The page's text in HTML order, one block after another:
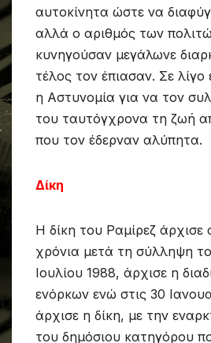
αυτοκίνητα ώστε να
αλλά ο αριθμός των
κυνηγούσαν μεγάλωνε
τέλος τον έπιασαν. Σε λίγο
η Αστυνομία για να τον
του ταυτόγχρονα τη ζωή
που τον έδερναν αλύπητα.
Δίκη
Η δίκη του Ραμίρεζ άρχισε
χρόνια μετά τη σύλληψη
Ιουλίου 1988, άρχισε η
ενόρκων ενώ στις 30
άρχισε η δίκη, με την
του δημόσιου κατηγόρου